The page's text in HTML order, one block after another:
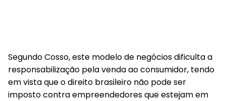
Segundo Cosso, este modelo de negócios dificulta a
responsabilização pela venda ao consumidor, tendo
em vista que o direito brasileiro não pode ser
imposto contra empreendedores que estejam em